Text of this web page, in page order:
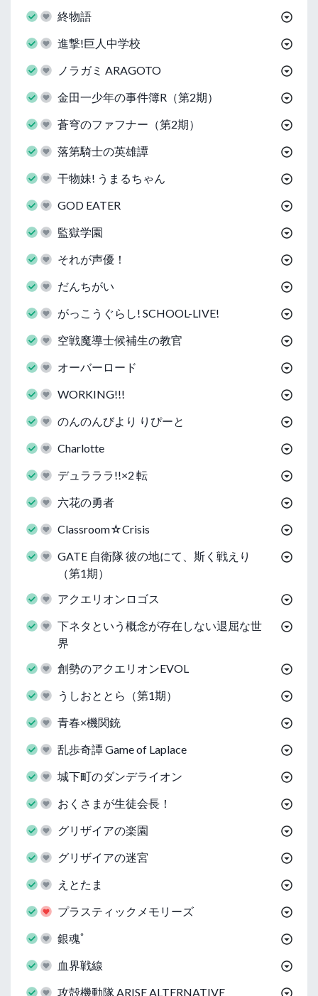
終物語
進撃!巨人中学校
ノラガミ ARAGOTO
金田一少年の事件簿R（第2期）
蒼穹のファフナー（第2期）
落第騎士の英雄譚
干物妹! うまるちゃん
GOD EATER
監獄学園
それが声優！
だんちがい
がっこうぐらし! SCHOOL-LIVE!
空戦魔導士候補生の教官
オーバーロード
WORKING!!!
のんのんびより りぴーと
Charlotte
デュラララ!!×2 転
六花の勇者
Classroom☆Crisis
GATE 自衛隊 彼の地にて、斯く戦えり
（第1期）
アクエリオンロゴス
下ネタという概念が存在しない退屈な世
界
創勢のアクエリオンEVOL
うしおととら（第1期）
青春×機関銃
乱歩奇譚 Game of Laplace
城下町のダンデライオン
おくさまが生徒会長！
グリザイアの楽園
グリザイアの迷宮
えとたま
プラスティックメモリーズ
銀魂ﾟ
血界戦線
攻殻機動隊 ARISE ALTERNATIVE